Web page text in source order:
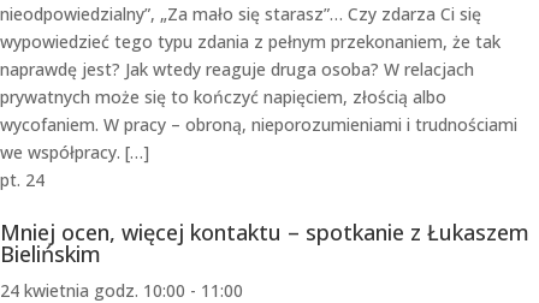
nieodpowiedzialny”, „Za mało się starasz”… Czy zdarza Ci się
wypowiedzieć tego typu zdania z pełnym przekonaniem, że tak
naprawdę jest? Jak wtedy reaguje druga osoba? W relacjach
prywatnych może się to kończyć napięciem, złością albo
wycofaniem. W pracy – obroną, nieporozumieniami i trudnościami
we współpracy. […]
pt. 24
Mniej ocen, więcej kontaktu – spotkanie z Łukaszem
Bielińskim
24 kwietnia godz. 10:00 - 11:00